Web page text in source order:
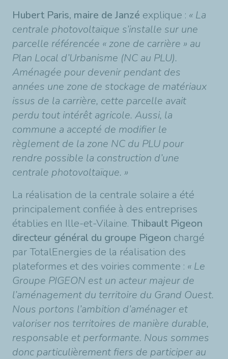
Hubert Paris, maire de Janzé explique : « La
centrale photovoltaïque s’installe sur une
parcelle référencée « zone de carrière » au
Plan Local d’Urbanisme (NC au PLU).
Aménagée pour devenir pendant des
années une zone de stockage de matériaux
issus de la carrière, cette parcelle avait
perdu tout intérêt agricole. Aussi, la
commune a accepté de modifier le
règlement de la zone NC du PLU pour
rendre possible la construction d’une
centrale photovoltaïque. »
La réalisation de la centrale solaire a été
principalement confiée à des entreprises
établies en Ille-et-Vilaine. Thibault Pigeon
directeur général du groupe Pigeon chargé
par TotalEnergies de la réalisation des
plateformes et des voiries commente : « Le
Groupe PIGEON est un acteur majeur de
l’aménagement du territoire du Grand Ouest.
Nous portons l’ambition d’aménager et
valoriser nos territoires de manière durable,
responsable et performante. Nous sommes
donc particulièrement fiers de participer au